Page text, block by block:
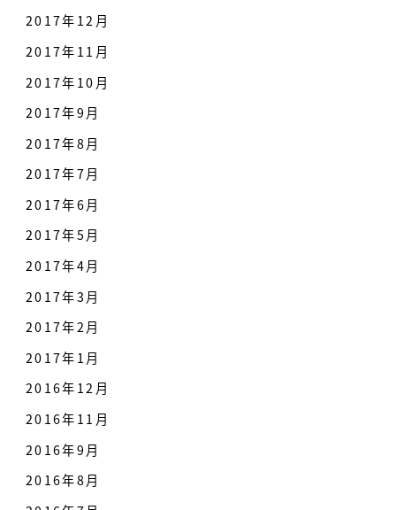
2017年12月
2017年11月
2017年10月
2017年9月
2017年8月
2017年7月
2017年6月
2017年5月
2017年4月
2017年3月
2017年2月
2017年1月
2016年12月
2016年11月
2016年9月
2016年8月